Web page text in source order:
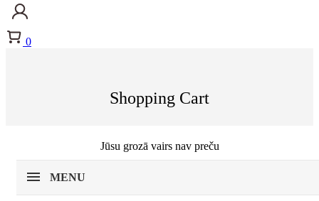
0
Shopping Cart
Jūsu grozā vairs nav preču
MENU